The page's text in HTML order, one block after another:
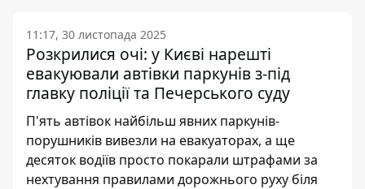
11:17, 30 листопада 2025
Розкрилися очі: у Києві нарешті
евакуювали автівки паркунів з-під
главку поліції та Печерського суду
П'ять автівок найбільш явних паркунів-
порушників вивезли на евакуаторах, а ще
десяток водіїв просто покарали штрафами за
нехтування правилами дорожнього руху біля